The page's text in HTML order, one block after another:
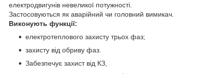
електродвигунів невеликої потужності.
Застосовуються як аварійний чи головний вимикач.
Виконують функції:
електротеплового захисту трьох фаз;
захисту від обриву фаз.
Забезпечує захист від КЗ,